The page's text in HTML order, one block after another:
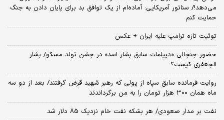
می‌دهد!/ سناتور آمریکایی: آماده‌ام از یک توافق بد برای پایان دادن به جنگ
حمایت کنم
توئیت تازه ترامپ علیه ایران + عکس
حضور جنجالی «دیپلمات سابق بشار اسد» در جشن تولد مسکو/ بشار
الجعفری کیست؟
روایت فرمانده سابق سپاه از پولی که رهبر شهید قرض گرفتند/ بعد از دو سه
ماه همان ۳۰۰ هزار تومان را به من برگرداندند
نفت بر مدار صعودی/ هر بشکه نفت خام نزدیک 85 دلار شد